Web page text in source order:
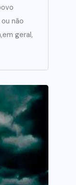
não
geral,